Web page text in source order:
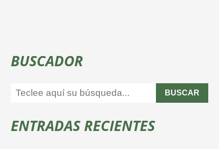
BUSCADOR
BUSCAR
ENTRADAS RECIENTES